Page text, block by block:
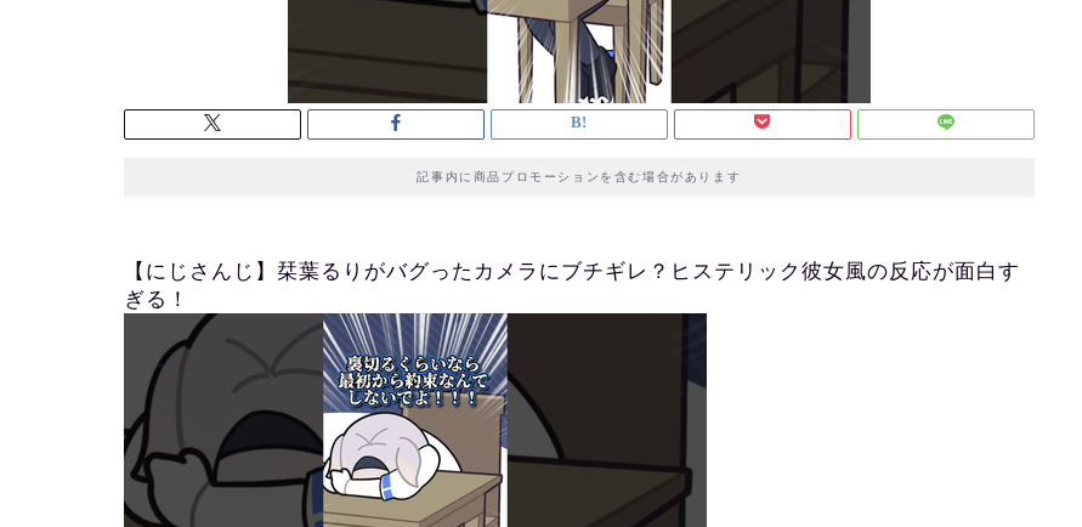
記事内に商品プロモーションを含む場合があります
【にじさんじ】栞葉るりがバグったカメラにブチギレ？ヒステリック彼女風の反応が面白す
ぎる！